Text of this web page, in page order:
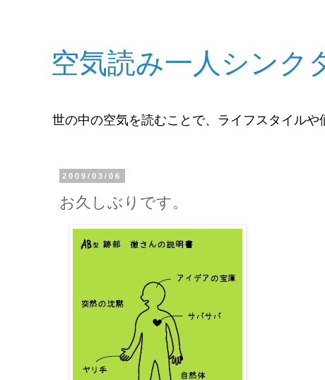
空気読み一人シンク
世の中の空気を読むことで、ライフスタイル
2009/03/06
お久しぶりです。